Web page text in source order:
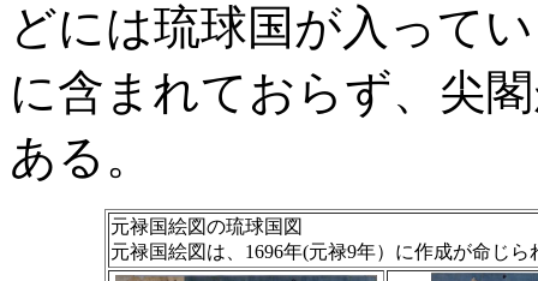
どには琉球国が入って
に含まれておらず、尖
ある。
元禄国絵図の琉球国図
元禄国絵図は、1696年(元禄9年）に作成が命じ